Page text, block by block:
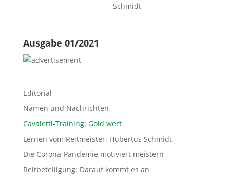
Schmidt
Ausgabe 01/2021
Editorial
Namen und Nachrichten
Cavaletti-Training: Gold wert
Lernen vom Reitmeister: Hubertus Schmidt
Die Corona-Pandemie motiviert meistern
Reitbeteiligung: Darauf kommt es an